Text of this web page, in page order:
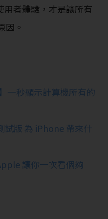
用者體驗，才是讓所有
因。
一秒顯示計算機所有的
試版 為 iPhone 帶來什
讓你一次看個夠